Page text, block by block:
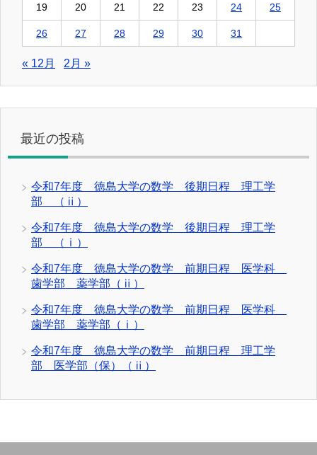
19 20 21 22 23 24 25
26 27 28 29 30 31
« 12月 2月 »
最近の投稿
令和7年度 徳島大学の数学 後期日程 理工学
部 （ⅱ）
令和7年度 徳島大学の数学 後期日程 理工学
部 （ⅰ）
令和7年度 徳島大学の数学 前期日程 医学科
歯学部 薬学部（ⅱ）
令和7年度 徳島大学の数学 前期日程 医学科
歯学部 薬学部（ⅰ）
令和7年度 徳島大学の数学 前期日程 理工学
部 医学部（保）（ⅱ）